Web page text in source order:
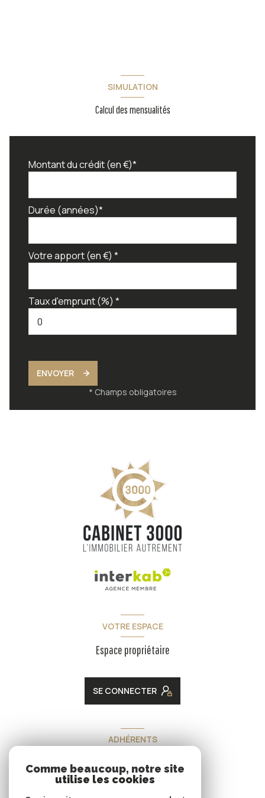
SIMULATION
Calcul des mensualités
Montant du crédit (en €)*
Durée (années)*
Votre apport (en €) *
Taux d'emprunt (%) *
ENVOYER
* Champs obligatoires
VOTRE ESPACE
Espace propriétaire
SE CONNECTER
ADHÉRENTS
Nous adhérons
Comme beaucoup, notre site
utilise les cookies